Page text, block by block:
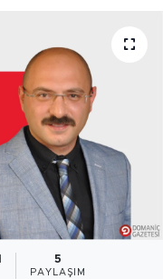
5
PAYLAŞIM